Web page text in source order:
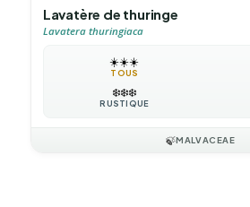
Lavatère de thuringe
Lavatera thuringiaca
☀️☀️☀️
TOUS
❄️❄️❄️
RUSTIQUE
🍃MALVACEAE